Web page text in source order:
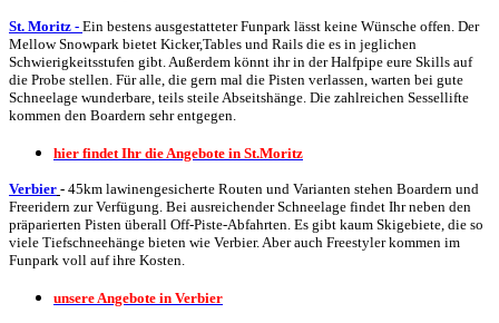
St. Moritz - Ein bestens ausgestatteter Funpark lässt keine Wünsche offen. Der
Mellow Snowpark bietet Kicker,Tables und Rails die es in jeglichen
Schwierigkeitsstufen gibt. Außerdem könnt ihr in der Halfpipe eure Skills auf
die Probe stellen. Für alle, die gern mal die Pisten verlassen, warten bei gute
Schneelage wunderbare, teils steile Abseitshänge. Die zahlreichen Sessellifte
kommen den Boardern sehr entgegen.
hier findet Ihr die Angebote in St.Moritz
Verbier - 45km lawinengesicherte Routen und Varianten stehen Boardern und
Freeridern zur Verfügung. Bei ausreichender Schneelage findet Ihr neben den
präparierten Pisten überall Off-Piste-Abfahrten. Es gibt kaum Skigebiete, die so
viele Tiefschneehänge bieten wie Verbier. Aber auch Freestyler kommen im
Funpark voll auf ihre Kosten.
unsere Angebote in Verbier